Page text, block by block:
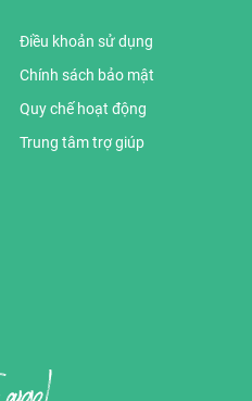
Điều khoản sử dụng
Chính sách bảo mật
Quy chế hoạt động
Trung tâm trợ giúp